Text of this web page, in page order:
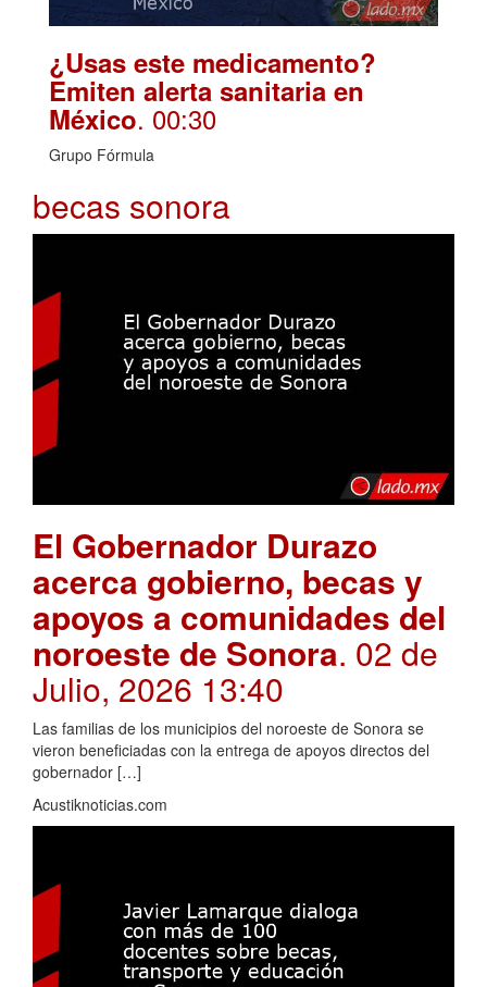
¿Usas este medicamento?
Emiten alerta sanitaria en
México. 00:30
Grupo Fórmula
becas sonora
El Gobernador Durazo
acerca gobierno, becas y
apoyos a comunidades del
noroeste de Sonora. 02 de
Julio, 2026 13:40
Las familias de los municipios del noroeste de Sonora se
vieron beneficiadas con la entrega de apoyos directos del
gobernador […]
Acustiknoticias.com